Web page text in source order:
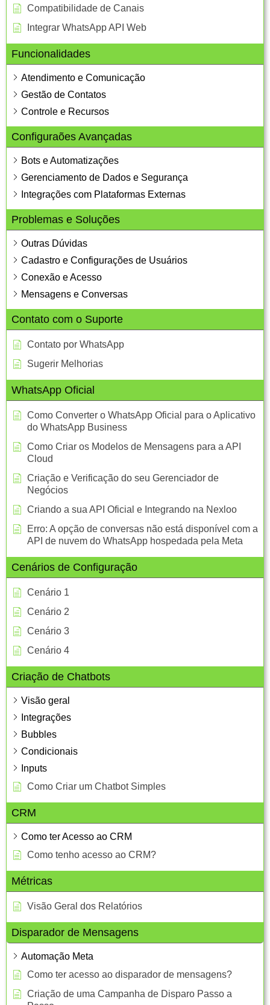
Compatibilidade de Canais
Integrar WhatsApp API Web
Funcionalidades
Atendimento e Comunicação
Gestão de Contatos
Controle e Recursos
Configuraões Avançadas
Bots e Automatizações
Gerenciamento de Dados e Segurança
Integrações com Plataformas Externas
Problemas e Soluções
Outras Dúvidas
Cadastro e Configurações de Usuários
Conexão e Acesso
Mensagens e Conversas
Contato com o Suporte
Contato por WhatsApp
Sugerir Melhorias
WhatsApp Oficial
Como Converter o WhatsApp Oficial para o Aplicativo
do WhatsApp Business
Como Criar os Modelos de Mensagens para a API
Cloud
Criação e Verificação do seu Gerenciador de
Negócios
Criando a sua API Oficial e Integrando na Nexloo
Erro: A opção de conversas não está disponível com a
API de nuvem do WhatsApp hospedada pela Meta
Cenários de Configuração
Cenário 1
Cenário 2
Cenário 3
Cenário 4
Criação de Chatbots
Visão geral
Integrações
Bubbles
Condicionais
Inputs
Como Criar um Chatbot Simples
CRM
Como ter Acesso ao CRM
Como tenho acesso ao CRM?
Métricas
Visão Geral dos Relatórios
Disparador de Mensagens
Automação Meta
Como ter acesso ao disparador de mensagens?
Criação de uma Campanha de Disparo Passo a